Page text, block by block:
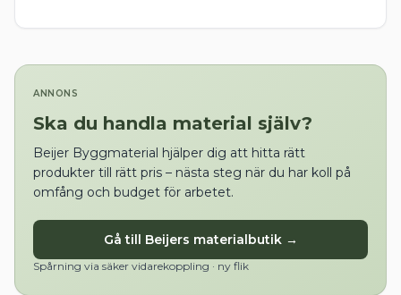
ANNONS
Ska du handla material själv?
Beijer Byggmaterial hjälper dig att hitta rätt
produkter till rätt pris – nästa steg när du har koll på
omfång och budget för arbetet.
Gå till Beijers materialbutik →
Spårning via säker vidarekoppling · ny flik